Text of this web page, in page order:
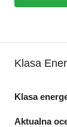
Klasa
Klasa
Aktualna